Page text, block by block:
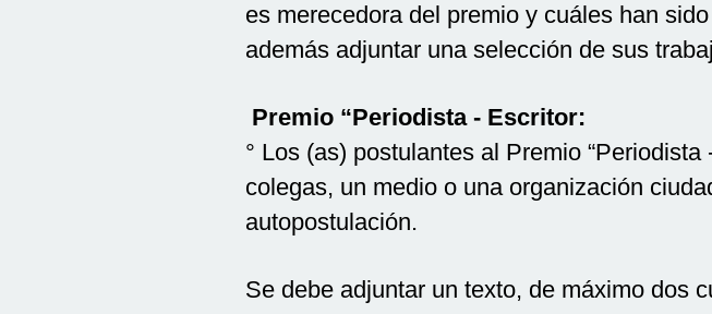
es merecedora del premio y cuáles han
además adjuntar una selección de sus
Premio “Periodista - Escritor:
° Los (as) postulantes al Premio
colegas, un medio o una organización
autopostulación.
Se debe adjuntar un texto, de máximo dos